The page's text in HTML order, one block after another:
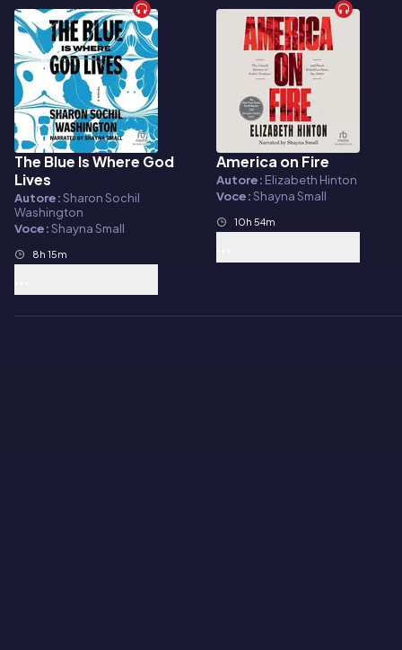
Audiolibro
The Blue Is Where God
Lives
Autore:Sharon Sochil
Washington
Voce:Shayna Small
8h 15m
Audiolibro
America on Fire
Autore: Elizabeth Hinton
Voce:Shayna Small
10h 54m